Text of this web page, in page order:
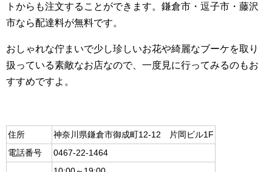
トからも注文することができます。鎌倉市・逗子市・藤沢
市なら配達料が無料です。
おしゃれな佇まいで少し珍しいお花や綺麗なブーケを取り
扱っている素敵なお店なので、一度見に行ってみるのもお
すすめですよ。
住所
神奈川県鎌倉市御成町12-12 片岡ビル1F
電話番号
0467-22-1464